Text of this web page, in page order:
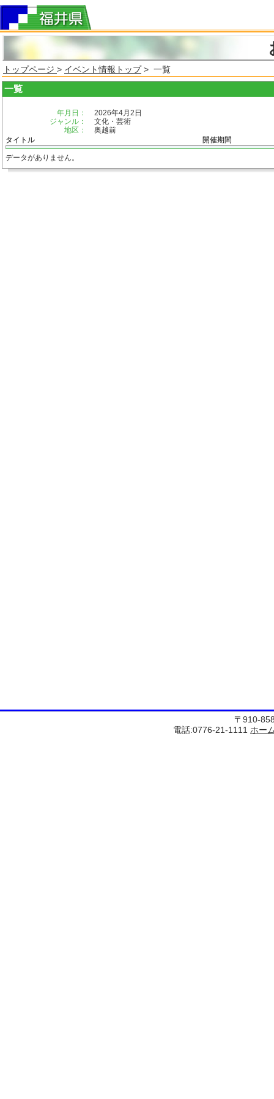
トップページ > イベント情報トップ> 一覧
一覧
年月日：
2026年4月2日
ジャンル：
文化・芸術
地区：
奥越前
タイトル
開催期間
データがありません。
〒910-
電話:0776-21-1111 ホー